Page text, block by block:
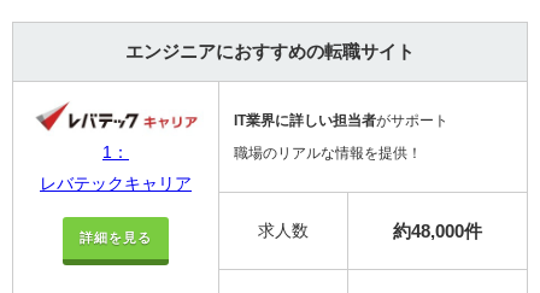
エンジニアにおすすめの転職サイト
1：
レバテックキャリア
詳細を見る
IT業界に詳しい担当者がサポート
職場のリアルな情報を提供！
求人数 約48,000件